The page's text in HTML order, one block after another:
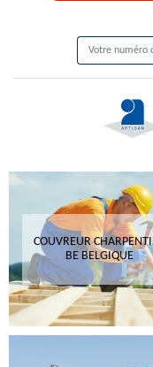
COUVREUR
BE BELGIQUE